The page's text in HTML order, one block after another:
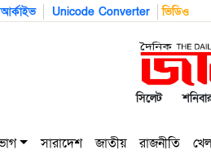
আর্কাইভ Unicode Converter ভিডিও
সিলেট
সারাদেশ জাতীয় রাজনীতি